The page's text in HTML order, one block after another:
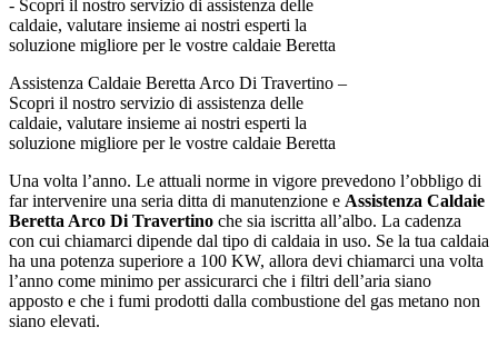
Assistenza Caldaie Beretta Arco Di Travertino –
Scopri il nostro servizio di assistenza delle
caldaie, valutare insieme ai nostri esperti la
soluzione migliore per le vostre caldaie Beretta
Una volta l’anno. Le attuali norme in vigore prevedono l’obbligo di
far intervenire una seria ditta di manutenzione e Assistenza Caldaie
Beretta Arco Di Travertino che sia iscritta all’albo. La cadenza
con cui chiamarci dipende dal tipo di caldaia in uso. Se la tua caldaia
ha una potenza superiore a 100 KW, allora devi chiamarci una volta
l’anno come minimo per assicurarci che i filtri dell’aria siano
apposto e che i fumi prodotti dalla combustione del gas metano non
siano elevati.